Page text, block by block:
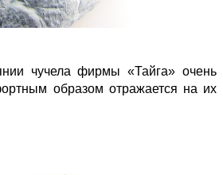
чучела фирмы «Тайга» очень
образом отражается на их